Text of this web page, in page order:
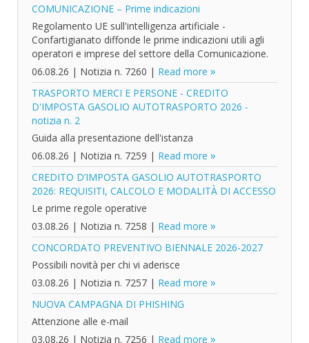
COMUNICAZIONE – Prime indicazioni
Regolamento UE sull'intelligenza artificiale -
Confartigianato diffonde le prime indicazioni utili agli
operatori e imprese del settore della Comunicazione.
06.08.26 | Notizia n. 7260 | Read more
TRASPORTO MERCI E PERSONE - CREDITO
D'IMPOSTA GASOLIO AUTOTRASPORTO 2026 -
notizia n. 2
Guida alla presentazione dell'istanza
06.08.26 | Notizia n. 7259 | Read more
CREDITO D’IMPOSTA GASOLIO AUTOTRASPORTO
2026: REQUISITI, CALCOLO E MODALITÀ DI ACCESSO
Le prime regole operative
03.08.26 | Notizia n. 7258 | Read more
CONCORDATO PREVENTIVO BIENNALE 2026-2027
Possibili novità per chi vi aderisce
03.08.26 | Notizia n. 7257 | Read more
NUOVA CAMPAGNA DI PHISHING
Attenzione alle e-mail
03.08.26 | Notizia n. 7256 | Read more